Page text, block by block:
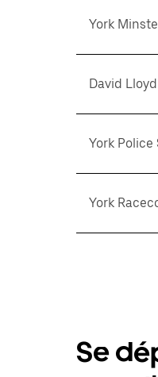
York
David
York Police
York
Se